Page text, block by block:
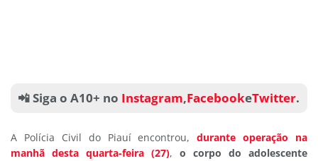
📲 Siga o A10+ no Instagram,FacebookeTwitter.
A Polícia Civil do Piauí encontrou,durante operação na
manhã desta quarta-feira (27), o corpo do adolescente